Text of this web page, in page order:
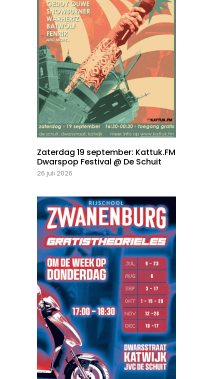
Zaterdag 19 september: Kattuk.FM
Dwarspop Festival @ De Schuit
26 juli 2026